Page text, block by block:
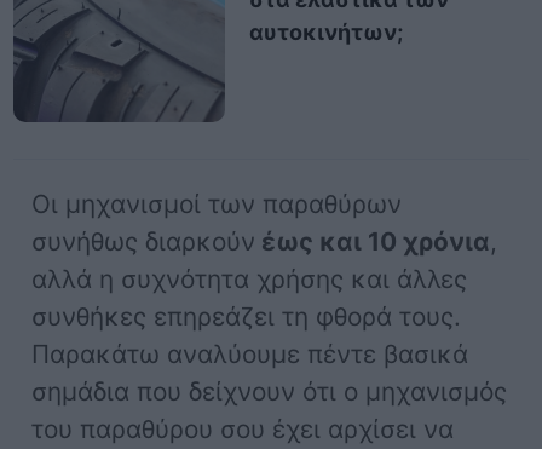
αυτοκινήτων;
Οι μηχανισμοί των παραθύρων
συνήθως διαρκούν έως και 10 χρόνια,
αλλά η συχνότητα χρήσης και άλλες
συνθήκες επηρεάζει τη φθορά τους.
Παρακάτω αναλύουμε πέντε βασικά
σημάδια που δείχνουν ότι ο μηχανισμός
του παραθύρου σου έχει αρχίσει να